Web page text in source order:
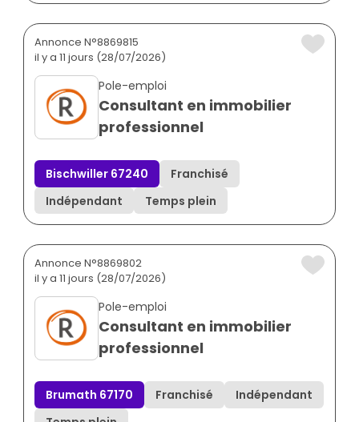
Annonce N°8869815
il y a 11 jours (28/07/2026)
Pole-emploi
Consultant en immobilier
professionnel
Bischwiller 67240
Franchisé
Indépendant
Temps plein
Annonce N°8869802
il y a 11 jours (28/07/2026)
Pole-emploi
Consultant en immobilier
professionnel
Brumath 67170 Franchisé
Indépendant